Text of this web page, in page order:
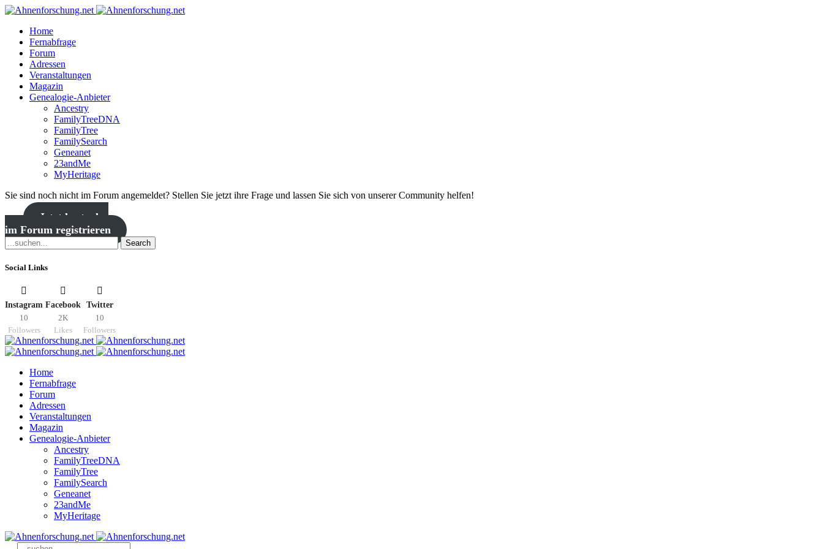
Home
Fernabfrage
Forum
Adressen
Veranstaltungen
Magazin
Genealogie-Anbieter
Ancestry
FamilyTreeDNA
FamilyTree
FamilySearch
Geneanet
23andMe
MyHeritage
Sie sind noch nicht im Forum angemeldet? Stellen Sie jetzt ihre Frage und lassen Sie sich von unserer Community helfen!
Jetzt kostenlos
im Forum registrieren
Search
Social Links
Instagram
10
Followers
Facebook
2K
Likes
Twitter
10
Followers
Home
Fernabfrage
Forum
Adressen
Veranstaltungen
Magazin
Genealogie-Anbieter
Ancestry
FamilyTreeDNA
FamilyTree
FamilySearch
Geneanet
23andMe
MyHeritage